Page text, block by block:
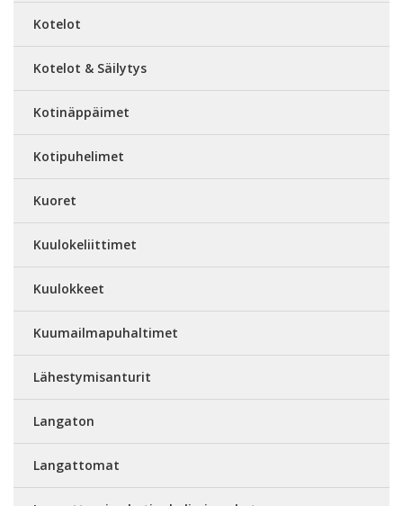
Kotelot
Kotelot & Säilytys
Kotinäppäimet
Kotipuhelimet
Kuoret
Kuulokeliittimet
Kuulokkeet
Kuumailmapuhaltimet
Lähestymisanturit
Langaton
Langattomat